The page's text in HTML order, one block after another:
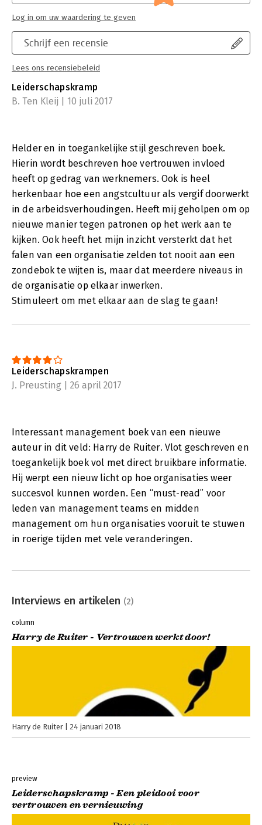
Schrijf een recensie
Lees ons recensiebeleid
Log in om uw waardering te geven
Leiderschapskramp
B. Ten Kleij | 10 juli 2017
Helder en in toegankelijke stijl geschreven boek.
Hierin wordt beschreven hoe vertrouwen invloed
heeft op gedrag van werknemers. Ook is heel
herkenbaar hoe een angstcultuur als vergif doorwerkt
in de arbeidsverhoudingen. Heeft mij geholpen om op
nieuwe manier tegen patronen op het werk aan te
kijken. Ook heeft het mijn inzicht versterkt dat het
falen van een organisatie zelden tot nooit aan een
zondebok te wijten is, maar dat meerdere niveaus in
de organisatie op elkaar inwerken.
Stimuleert om met elkaar aan de slag te gaan!
Leiderschapskrampen
J. Preusting | 26 april 2017
Interessant management boek van een nieuwe
auteur in dit veld: Harry de Ruiter. Vlot geschreven en
toegankelijk boek vol met direct bruikbare informatie.
Hij werpt een nieuw licht op hoe organisaties weer
succesvol kunnen worden. Een “must-read” voor
leden van management teams en midden
management om hun organisaties vooruit te stuwen
in roerige tijden met vele veranderingen.
Interviews en artikelen (2)
column
Harry de Ruiter - Vertrouwen werkt door!
Harry de Ruiter 24 januari 2018
preview
Leiderschapskramp - Een pleidooi voor
vertrouwen en vernieuwing